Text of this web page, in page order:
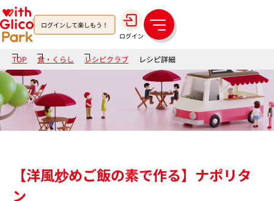
ログインして楽しもう！
ログイン
メ
ニ
ュ
ー
TOP 食・くらし レシピクラブ レシピ詳細
【洋風炒めご飯の素で作る】ナポリタ
ン